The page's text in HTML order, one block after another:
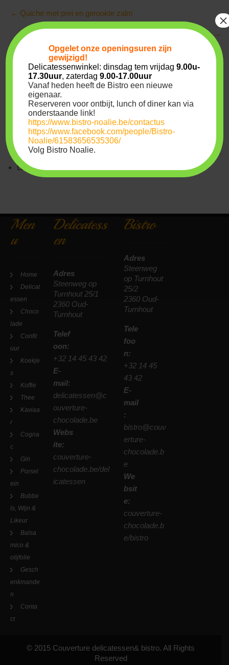
Post
navigation
← Quiche met prei en gerookte zalm
Boterham met boerenhesp→
Archives
juli 2022
maart 2020
Meta
Login
Men
u
Home
Delicat
essen
Choco
lade
Confit
uur
Koekje
s
Koffie
Thee
Kaviaa
r
Cogna
c
Gin
Porsel
ein
Bubbe
ls, Wijn &
Likeur
Balsa
mico &
olijfolie
Gesch
enkmande
n
Conta
ct
Delicatess
en
Adres
Steenweg op
Turnhout 25/1
2360 Oud-
Turnhout
Telef
oon:
+32 14 45 43 42
E-
mail:
delicatessen@c
ouverture-
chocolade.be
Webs
ite:
couverture-
chocolade.be/del
icatessen
Bistro
Adres
Steenweg
op Turnhout
25/2
2360 Oud-
Turnhout
Tele
foo
n:
+32 14 45
43 42
E-
mail
:
bistro@couv
erture-
chocolade.b
e
We
bsit
e:
couverture-
chocolade.b
e/bistro
© 2015 Couverture delicatessen& bistro. All Rights
Reserved
Opgelet onzeopeningsuren zijn
gewijzigd!
Delicatessenwinkel: dinsdag tem vrijdag9.00u-
17.30uur, zaterdag9.00-17.00uur
Vanaf heden heeft de Bistro een nieuwe
eigenaar.
Reserveren voor ontbijt, lunch of diner kan via
onderstaande link!
https://www.bistro-noalie.be/contactus
https://www.facebook.com/people/Bistro-
Noalie/61583656535306/
Volg Bistro Noalie.
×